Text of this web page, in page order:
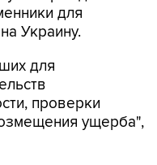
для
Украину.
для
проверки
ущерба",